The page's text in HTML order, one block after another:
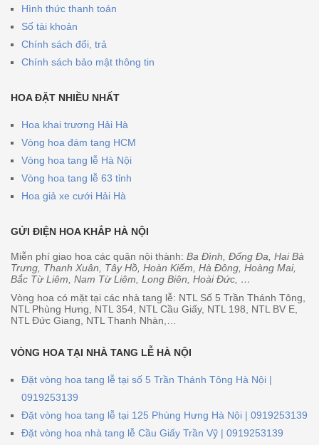
Hình thức thanh toán
Số tài khoản
Chính sách đổi, trả
Chính sách bảo mật thông tin
HOA ĐẶT NHIỀU NHẤT
Hoa khai trương Hải Hà
Vòng hoa đám tang HCM
Vòng hoa tang lễ Hà Nội
Vòng hoa tang lễ 63 tỉnh
Hoa giả xe cưới Hải Hà
GỬI ĐIỆN HOA KHẮP HÀ NỘI
Miễn phí giao hoa các quận nội thành: Ba Đình, Đống Đa, Hai Bà
Trưng, Thanh Xuân, Tây Hồ, Hoàn Kiếm, Hà Đông, Hoàng Mai,
Bắc Từ Liêm, Nam Từ Liêm, Long Biên, Hoài Đức, …
Vòng hoa có mặt tại các nhà tang lễ: NTL Số 5 Trần Thánh Tông,
NTL Phùng Hưng, NTL 354, NTL Cầu Giấy, NTL 198, NTL BV E,
NTL Đức Giang, NTL Thanh Nhàn,…
VÒNG HOA TẠI NHÀ TANG LỄ HÀ NỘI
Đặt vòng hoa tang lễ tại số 5 Trần Thánh Tông Hà Nội |
0919253139
Đặt vòng hoa tang lễ tại 125 Phùng Hưng Hà Nội | 0919253139
Đặt vòng hoa nhà tang lễ Cầu Giấy Trần Vỹ | 0919253139